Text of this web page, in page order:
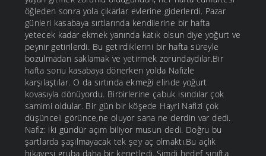
öğleden sonra yola çıkarlar evlerine giderlerdi. Pazar
günleri kasabaya sırtlarında kendilerine bir hafta
yetecek kadar ekmek yanında katık olsun diye yoğurt ve
peynir getirilerdi. Bu getirdiklerini bir hafta süreyle
bozulmadan saklamak ve yetirmek zorundaydılar.Bir
hafta sonu kasabaya dönerken yolda Nafizle
karşılaştılar. O da sırtında ekmeği elinde yoğurt
kovasıyla dönüyordu. Birbirlerine çabuk ısındılar çok
samimi oldular. Bir gün bir köşede Hayri Nafizi çok
düşünceli görünce,ne oluyor sana ne derdin var dedi.
Nafiz: iki gündür açım biliyor musun dedi. Doğru bu
şartlarda şaşılmayacak tek şey aç olmaktı.Bu açlık
hikayesi gruba daha bir kenetledi..Şimdi hedef sınıfta